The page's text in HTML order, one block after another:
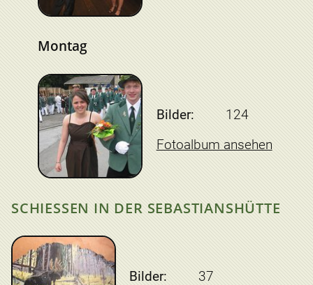
Montag
Bilder:
124
Fotoalbum ansehen
SCHIESSEN IN DER SEBASTIANSHÜTTE
Bilder:
37